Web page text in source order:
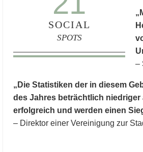
SOCIAL
SPOTS
–
„Die Statistiken der in diesem
des Jahres beträchtlich niedriger
erfolgreich und werden einen
– Direktor einer Vereinigung zur